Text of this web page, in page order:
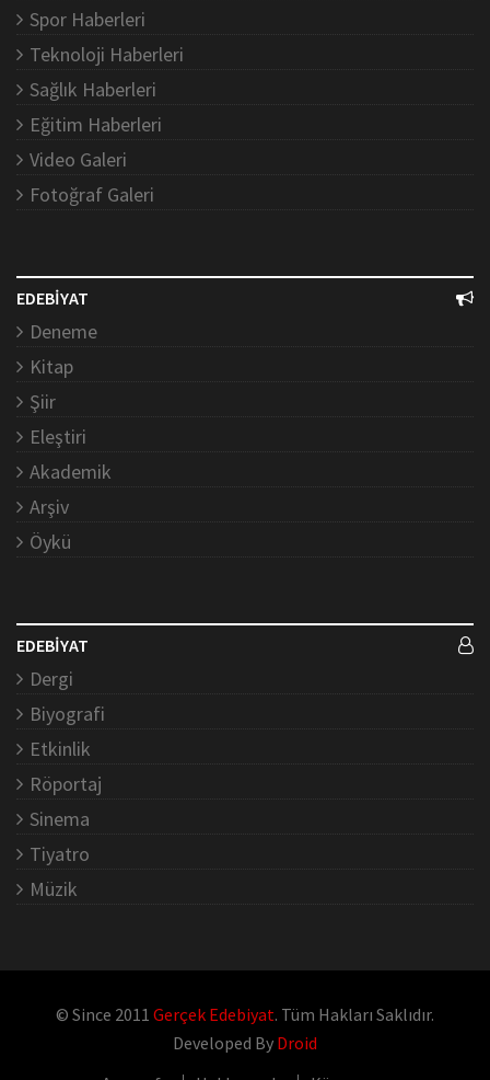
Spor Haberleri
Teknoloji Haberleri
Sağlık Haberleri
Eğitim Haberleri
Video Galeri
Fotoğraf Galeri
EDEBİYAT
Deneme
Kitap
Şiir
Eleştiri
Akademik
Arşiv
Öykü
EDEBİYAT
Dergi
Biyografi
Etkinlik
Röportaj
Sinema
Tiyatro
Müzik
© Since 2011 Gerçek Edebiyat. Tüm Hakları Saklıdır.
Developed By Droid